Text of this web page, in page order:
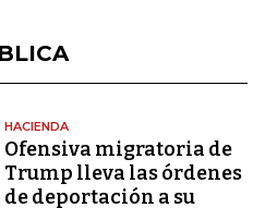
HACIENDA
Ofensiva migratoria de
Trump lleva las órdenes
de deportación a su